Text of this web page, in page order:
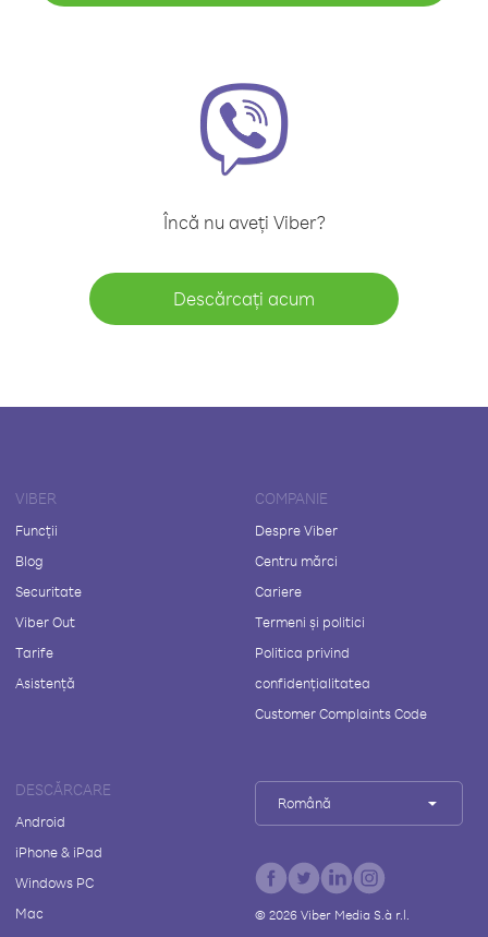
Încă nu aveți Viber?
Descărcați acum
VIBER
Funcții
Blog
Securitate
Viber Out
Tarife
Asistență
COMPANIE
Despre Viber
Centru mărci
Cariere
Termeni și politici
Politica privind
confidențialitatea
Customer Complaints Code
DESCĂRCARE
Android
iPhone & iPad
Windows PC
Mac
Română
© 2026Viber Media S.à r.l.